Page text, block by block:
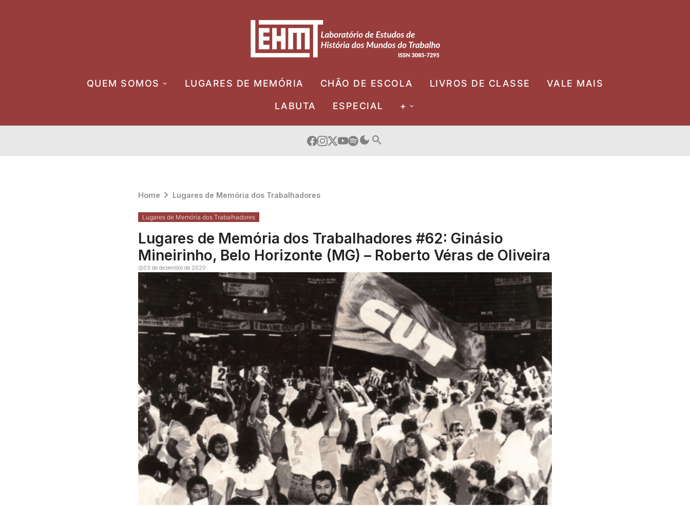
QUEM SOMOS LUGARES DE MEMÓRIA CHÃO DE ESCOLA LIVROS DE CLASSE VALE MAIS
LABUTA ESPECIAL +
Home Lugares de Memória dos Trabalhadores
Lugares de Memória dos Trabalhadores
Lugares de Memória dos Trabalhadores #62: Ginásio
Mineirinho, Belo Horizonte (MG) – Roberto Véras de Oliveira
03 de dezembro de 2020